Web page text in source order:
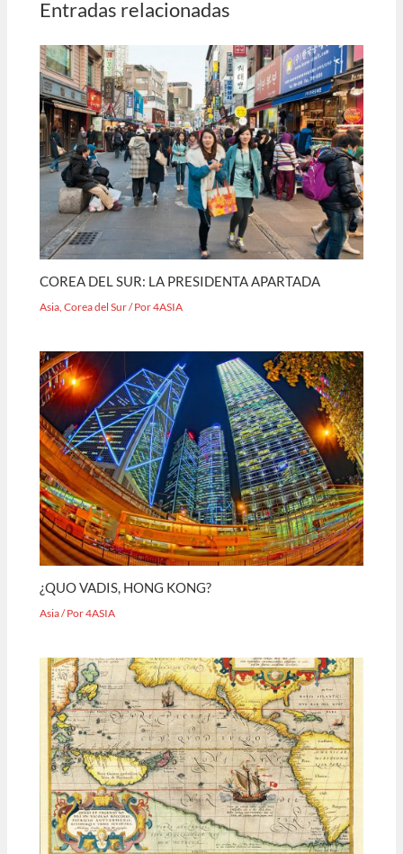
Entradas relacionadas
COREA DEL SUR: LA PRESIDENTA APARTADA
Asia,Corea del Sur/ Por4ASIA
¿QUO VADIS, HONG KONG?
Asia/ Por4ASIA